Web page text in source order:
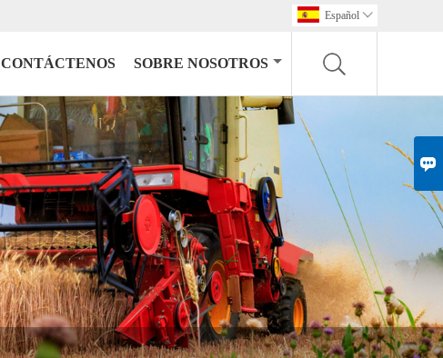

Español 
CONTÁCTENOS SOBRE NOSOTROS